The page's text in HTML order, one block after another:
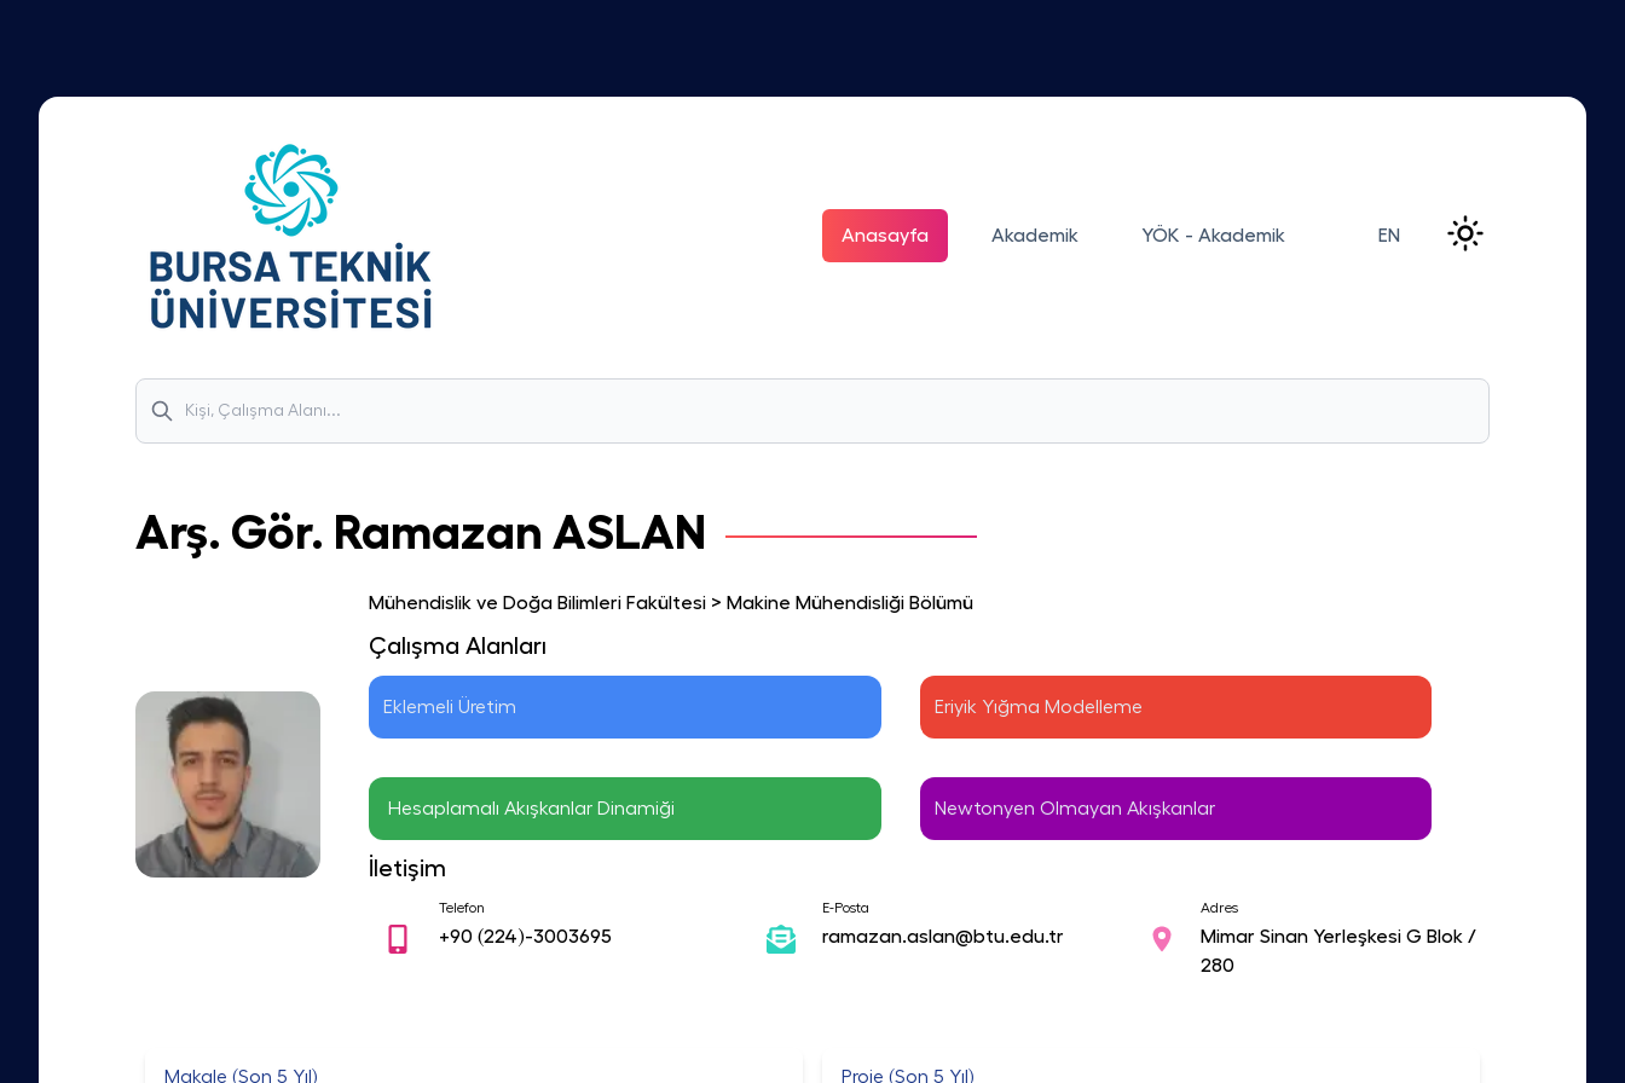
Anasayfa Akademik YÖK - Akademik EN
Arş. Gör. Ramazan ASLAN
Mühendislik ve Doğa Bilimleri Fakültesi > Makine Mühendisliği Bölümü
Çalışma Alanları
Eklemeli Üretim Eriyik Yığma Modelleme
Hesaplamalı Akışkanlar Dinamiği Newtonyen Olmayan Akışkanlar
İletişim
Telefon
+90(224)-3003695
E-Posta
ramazan.aslan@btu.edu.tr
Adres
Mimar Sinan Yerleşkesi G Blok /
280
Makale (Son 5 Yıl) Proje (Son 5 Yıl)